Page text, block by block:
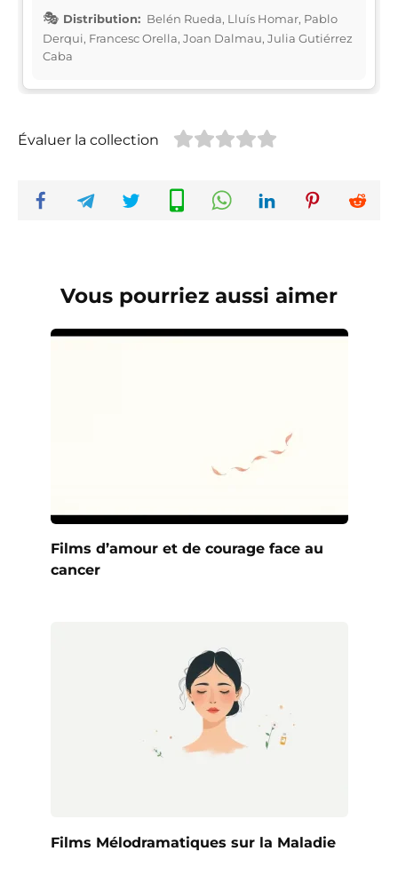
Distribution: Belén Rueda, Lluís Homar, Pablo
Derqui, Francesc Orella, Joan Dalmau, Julia Gutiérrez
Caba
Évaluer la collection
Vous pourriez aussi aimer
Films d’amour et de courage face au
cancer
Films Mélodramatiques sur la Maladie